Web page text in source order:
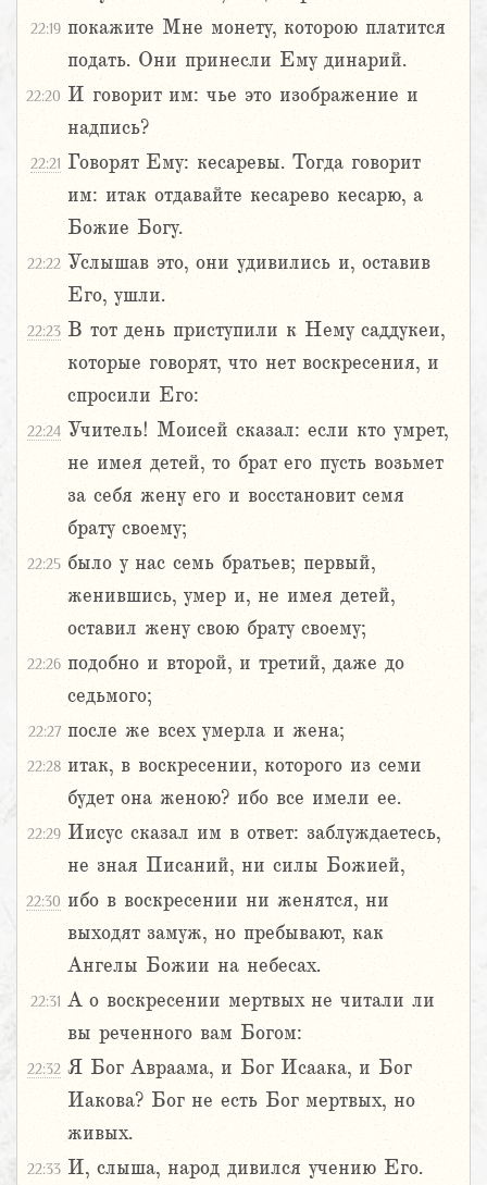
22:19 покажите Мне монету, которою платится
подать. Они принесли Ему динарий.
22:20 И говорит им: чье это изображение и
надпись?
22:21 Говорят Ему: кесаревы. Тогда говорит
им: итак отдавайте кесарево кесарю, а
Божие Богу.
22:22 Услышав это, они удивились и, оставив
Его, ушли.
22:23 В тот день приступили к Нему саддукеи,
которые говорят, что нет воскресения, и
спросили Его:
22:24 Учитель! Моисей сказал: если кто умрет,
не имея детей, то брат его пусть возьмет
за себя жену его и восстановит семя
брату своему;
22:25 было у нас семь братьев; первый,
женившись, умер и, не имея детей,
оставил жену свою брату своему;
22:26 подобно и второй, и третий, даже до
седьмого;
22:27 после же всех умерла и жена;
22:28 итак, в воскресении, которого из семи
будет она женою? ибо все имели ее.
22:29 Иисус сказал им в ответ: заблуждаетесь,
не зная Писаний, ни силы Божией,
22:30 ибо в воскресении ни женятся, ни
выходят замуж, но пребывают, как
Ангелы Божии на небесах.
22:31 А о воскресении мертвых не читали ли
вы реченного вам Богом:
22:32 Я Бог Авраама, и Бог Исаака, и Бог
Иакова? Бог не есть Бог мертвых, но
живых.
22:33 И, слыша, народ дивился учению Его.